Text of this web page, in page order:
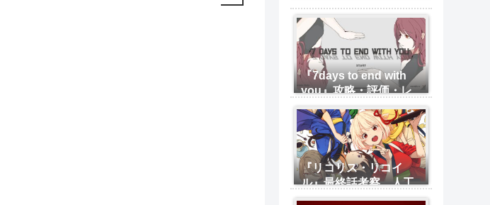
『7days to end with
you』攻略・評価・レ
ビュー、言語解読系神
ゲー 攻略のコツを詳
細に紹介
『リコリス・リコイ
ル』最終話考察 人工
心臓はどこに？最終回